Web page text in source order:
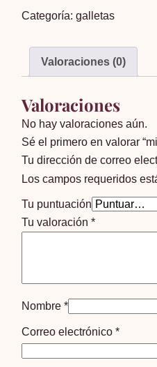
g
Categoría:galletas
Valoraciones (0)
Valoraciones
No hay valoraciones aún.
Sé el primero en valorar
Tu dirección de correo
Los campos requeridos
Tu puntuación
Tu valoración*
Nombre*
Correo electrónico*